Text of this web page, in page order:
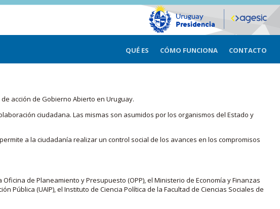
QUÉ ES CÓMO FUNCIONA CONTACTO
acción de Gobierno Abierto en Uruguay.
ciudadana. Las mismas son asumidos por los organismos del Estado y
a la ciudadanía realizar un control social de los avances en los compromisos
de Planeamiento y Presupuesto (OPP), el Ministerio de Economía y Finanzas
Pública (UAIP), el Instituto de Ciencia Política de la Facultad de Ciencias Sociales de